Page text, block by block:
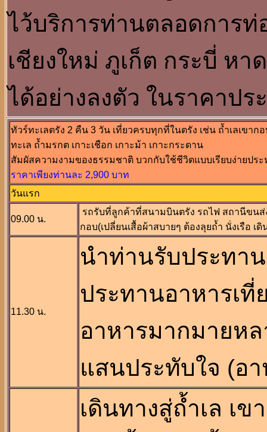
ไว้บริการท่านตลอดการท่
เชียงใหม่ ภูเก็ต กระบี่ หา
ได้อย่างลงตัว ในราคาป
ทัวร์ทะเลตรัง 2 คืน 3 วัน เที่ยวครบทุกที่ในตรัง เช่น ถ้ำเลเขาก
ทะเล ถ้ำมรกต เกาะเชือก เกาะม้า เกาะกระดาน
สัมผัสความงามของธรรมชาติ บวกกับใช้ชีวิตแบบเรียบง่ายประ
ราคาเพียงท่านละ 2,900 บาท
วันแรก
09.00 น.
รถรับที่ลูกค้าที่สนามบินตรัง รถไฟ สถานีขนส่
กอบ(เปลี่ยนเสื้อผ้าสบายๆ ต้องลุยถ้ำ นั่งเรือ เ
11.30 น.
นำท่านรับประทา
ประทานอาหารเ
อาหารมากมายห
แสนประทับใจ (อา
เดินทางสู่ถ้ำเล เ